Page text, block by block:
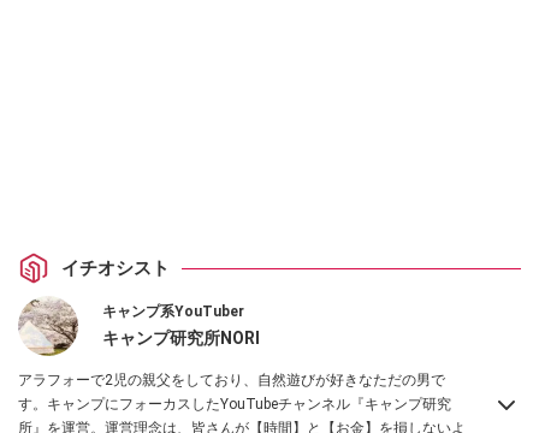
イチオシスト
キャンプ系YouTuber
キャンプ研究所NORI
アラフォーで2児の親父をしており、自然遊びが好きなただの男で
す。キャンプにフォーカスしたYouTubeチャンネル『キャンプ研究
所』を運営。運営理念は、皆さんが【時間】と【お金】を損しないよ